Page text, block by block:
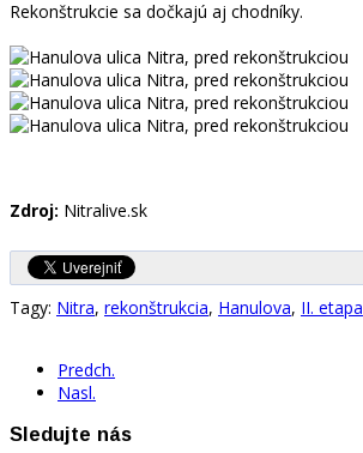
Rekonštrukcie sa dočkajú aj chodníky.
Zdroj: Nitralive.sk
Tagy: Nitra, rekonštrukcia, Hanulova, II. etapa
Predch.
Nasl.
Sledujte nás